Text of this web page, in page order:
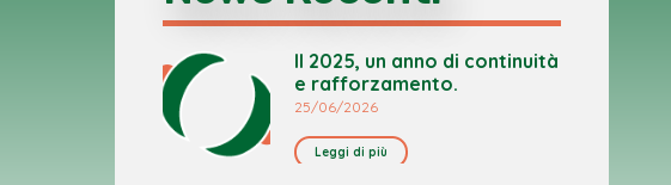
Il 2025, un anno di continuità
e rafforzamento.
25/06/2026
Leggi di più